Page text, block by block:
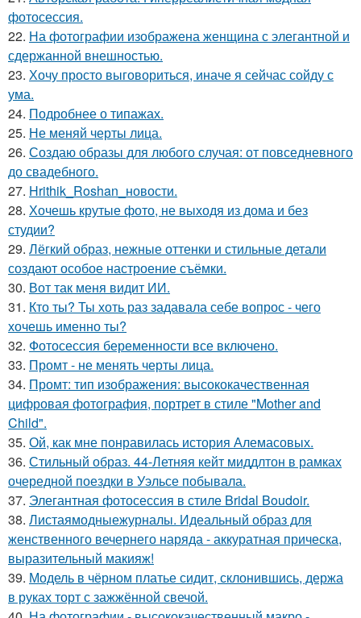
фотосессия.
22. На фотографии изображена женщина с элегантной и
сдержанной внешностью.
23. Хочу просто выговориться, иначе я сейчас сойду с
ума.
24. Подробнее о типажах.
25. Не меняй черты лица.
26. Создаю образы для любого случая: от повседневного
до свадебного.
27. Hrithik_Roshan_новости.
28. Хочешь крутые фото, не выходя из дома и без
студии?
29. Лёгкий образ, нежные оттенки и стильные детали
создают особое настроение съёмки.
30. Вот так меня видит ИИ.
31. Кто ты? Ты хоть раз задавала себе вопрос - чего
хочешь именно ты?
32. Фотосессия беременности все включено.
33. Промт - не менять черты лица.
34. Промт: тип изображения: высококачественная
цифровая фотография, портрет в стиле "Mother and
Child".
35. Ой, как мне понравилась история Алемасовых.
36. Стильный образ. 44-Летняя кейт миддлтон в рамках
очередной поездки в Уэльсе побывала.
37. Элегантная фотосессия в стиле Bridal Boudoir.
38. Листаямодныежурналы. Идеальный образ для
женственного вечернего наряда - аккуратная прическа,
выразительный макияж!
39. Модель в чёрном платье сидит, склонившись, держа
в руках торт с зажжённой свечой.